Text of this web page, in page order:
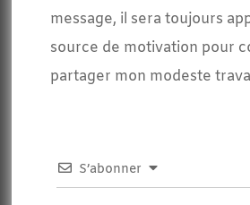
message, il sera toujours
source de motivation pour
partager mon modeste
S’abonner